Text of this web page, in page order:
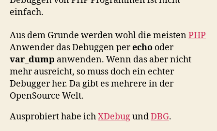
einfach.
Aus dem Grunde werden wohl die meistenPHP
Anwender das Debuggen perecho oder
var_dump anwenden. Wenn das aber nicht
mehr ausreicht, so muss doch ein echter
Debugger her. Da gibt es mehrere in der
OpenSource Welt.
Ausprobiert habe ichXDebugundDBG.